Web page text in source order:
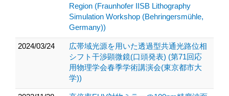
Region (Fraunhofer IISB Lithography
Simulation Workshop (Behringersmühle,
Germany))
2024/03/24
広帯域光源を用いた透過型共通光路位相
シフト干渉顕微鏡(口頭発表) (第71回応
用物理学会春季学術講演会(東京都市大
学))